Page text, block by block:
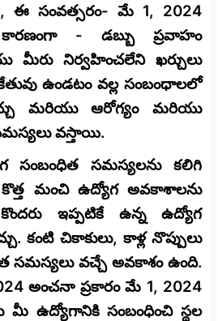
, ఈ సంవత్సరం- మే 1, 2024
- డబ్బు ప్రవాహం
మీరు నిర్వహించలేని ఖర్చులు
ఉండటం వల్ల సంబంధాలలో
మరియు ఆరోగ్యం మరియు
వస్తాయి.
సంబంధిత సమస్యలను కలిగి
మంచి ఉద్యోగ అవకాశాలను
ఇప్పటికే ఉన్న ఉద్యోగ
కంటి చికాకులు, కాళ్ల నొప్పులు
సమస్యలు వచ్చే అవకాశం ఉంది.
అంచనా ప్రకారం మే 1, 2024
ఉద్యోగానికి సంబంధించి స్థల